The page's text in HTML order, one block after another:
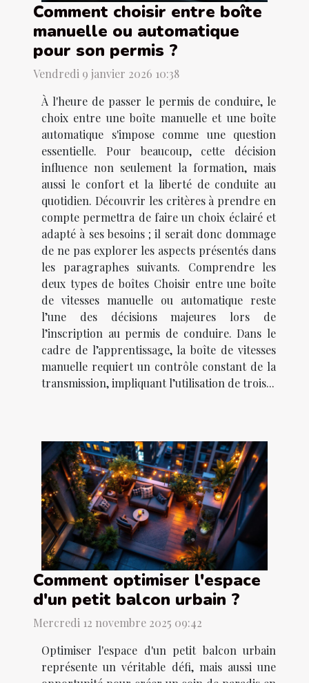
Comment choisir entre boîte
manuelle ou automatique
pour son permis ?
Vendredi 9 janvier 2026 10:38
À l'heure de passer le permis de conduire, le
choix entre une boîte manuelle et une boîte
automatique s'impose comme une question
essentielle. Pour beaucoup, cette décision
influence non seulement la formation, mais
aussi le confort et la liberté de conduite au
quotidien. Découvrir les critères à prendre en
compte permettra de faire un choix éclairé et
adapté à ses besoins ; il serait donc dommage
de ne pas explorer les aspects présentés dans
les paragraphes suivants. Comprendre les
deux types de boîtes Choisir entre une boîte
de vitesses manuelle ou automatique reste
l’une des décisions majeures lors de
l’inscription au permis de conduire. Dans le
cadre de l’apprentissage, la boîte de vitesses
manuelle requiert un contrôle constant de la
transmission, impliquant l’utilisation de trois...
Comment optimiser l'espace
d'un petit balcon urbain ?
Mercredi 12 novembre 2025 09:42
Optimiser l'espace d'un petit balcon urbain
représente un véritable défi, mais aussi une